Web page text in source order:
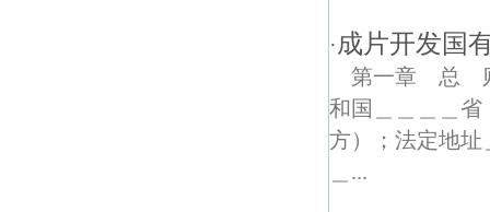
·成片开发国
第一章 总
和国＿＿＿＿省
方）；法定地址
＿...